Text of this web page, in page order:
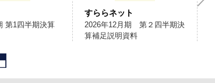
第1四半期決算
すららネット
2026年12月期 第２四半期決
算補足説明資料